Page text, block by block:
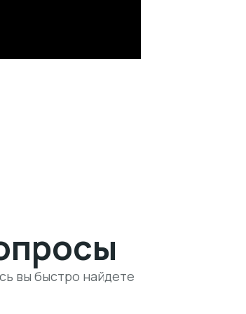
вы быстро найдете